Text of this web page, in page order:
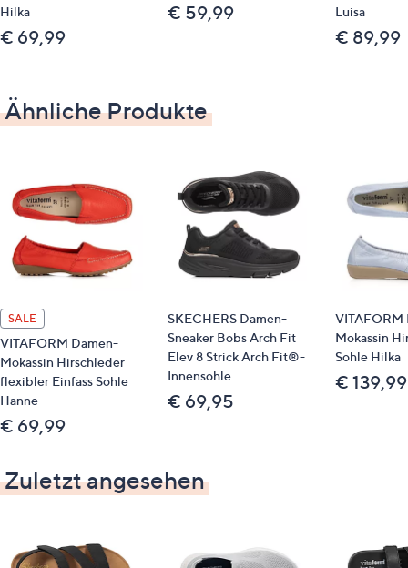
und anspruchsvolle Füße
das Blatt ist partiell mit Lederfutter unterlegt
austauschbare, lederüberzogenes
leichte, flexible, rutschhemmende Laufsohle
Shock-Absorber
Absatzhöhe: ca. 2,5 cm
Weite: H
Material
Obermaterial: Leder (Hirsch)
Futter/Decksohle: Leder (Schwein)
Laufsohle: Sonstiges
Hilka
€ 69,99
€ 59,99 Luisa
€ 89,99
Ähnliche Produkte
SALE
VITAFORM Damen-
Mokassin Hirschleder
flexibler Einfass Sohle
Hanne
€ 69,99
SKECHERS Damen-
Sneaker Bobs Arch Fit
Elev 8 Strick Arch Fit®-
Innensohle
€ 69,95
VITAFORM
Mokassin
Sohle Hilka
€ 139,99
Zuletzt angesehen